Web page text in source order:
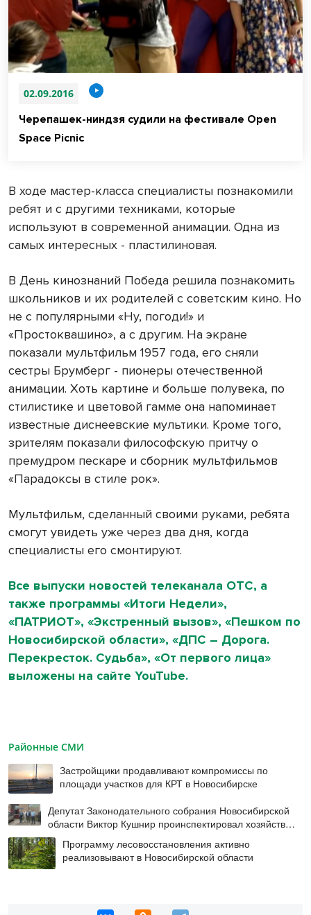
02.09.2016
Черепашек-ниндзя судили на фестивале Open
Space Picnic
В ходе мастер-класса специалисты познакомили
ребят и с другими техниками, которые
используют в современной анимации. Одна из
самых интересных - пластилиновая.
В День кинознаний Победа решила познакомить
школьников и их родителей с советским кино. Но
не с популярными «Ну, погоди!» и
«Простоквашино», а с другим. На экране
показали мультфильм 1957 года, его сняли
сестры Брумберг - пионеры отечественной
анимации. Хоть картине и больше полувека, по
стилистике и цветовой гамме она напоминает
известные диснеевские мультики. Кроме того,
зрителям показали философскую притчу о
премудром пескаре и сборник мультфильмов
«Парадоксы в стиле рок».
Мультфильм, сделанный своими руками, ребята
смогут увидеть уже через два дня, когда
специалисты его смонтируют.
Все выпуски новостей телеканала ОТС, а
также программы «Итоги Недели»,
«ПАТРИОТ», «Экстренный вызов», «Пешком по
Новосибирской области», «ДПС – Дорога.
Перекресток. Судьба», «От первого лица»
выложены на сайте YouTube.
Районные СМИ
Застройщики продавливают компромиссы по
площади участков для КРТ в Новосибирске
Депутат Законодательного собрания Новосибирской
области Виктор Кушнир проинспектировал хозяйства
Венгеровского округа
Программу лесовосстановления активно
реализовывают в Новосибирской области